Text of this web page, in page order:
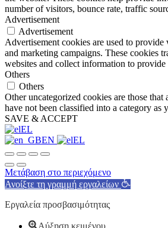
number of visitors, bounce rate, traffic
Advertisement
Advertisement
Advertisement cookies are used to
and marketing campaigns. These cookies
websites and collect information to provide
Others
Others
Other uncategorized cookies are those that
have not been classified into a category as
SAVE & ACCEPT
EL
EN
EL
Μετάβαση στο περιεχόμενο
Ανοίξτε τη γραμμή εργαλείων
Εργαλεία προσβασιμότητας
Αύξηση κειμένου